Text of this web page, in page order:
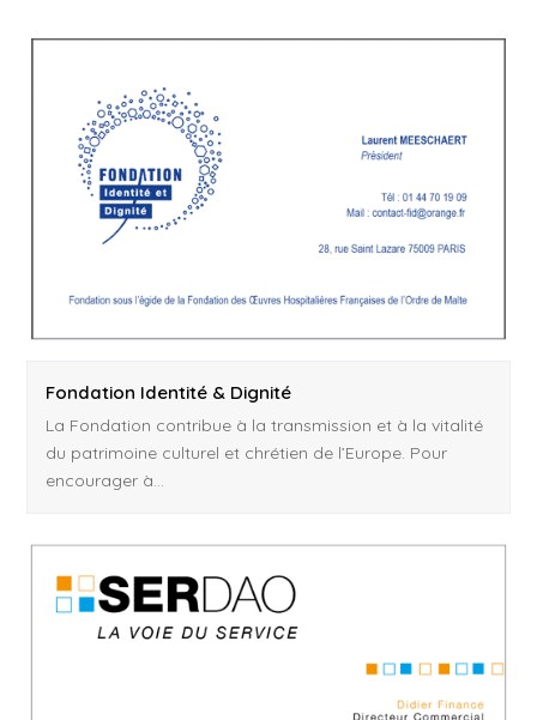
Fondation Identité & Dignité
La Fondation contribue à la transmission et à la vitalité
du patrimoine culturel et chrétien de l’Europe. Pour
encourager à…